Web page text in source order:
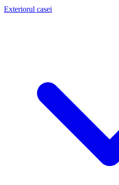
Exteriorul casei